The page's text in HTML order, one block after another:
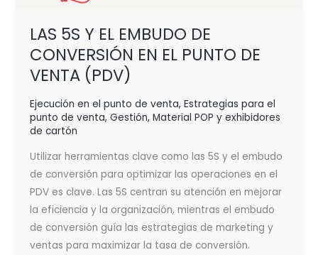
LAS 5S Y EL EMBUDO DE
CONVERSIÓN EN EL PUNTO DE
VENTA (PDV)
Ejecución en el punto de venta, Estrategias para el
punto de venta, Gestión, Material POP y exhibidores
de cartón
Utilizar herramientas clave como las 5S y el embudo
de conversión para optimizar las operaciones en el
PDV es clave. Las 5S centran su atención en mejorar
la eficiencia y la organización, mientras el embudo
de conversión guía las estrategias de marketing y
ventas para maximizar la tasa de conversión.